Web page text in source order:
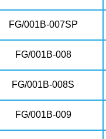
FG/001B-007SP
FG/001B-008
FG/001B-008S
FG/001B-009